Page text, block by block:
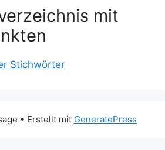
mit
Stichwörter
• Erstellt mit GeneratePress